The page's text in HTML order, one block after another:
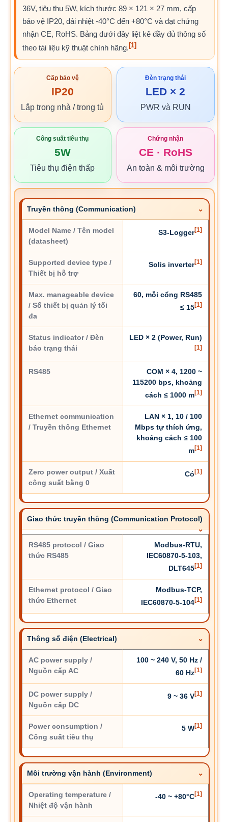
36V, tiêu thụ 5W, kích thước 89 × 121 × 27 mm, cấp
bảo vệ IP20, dải nhiệt -40°C đến +80°C và đạt chứng
nhận CE, RoHS. Bảng dưới đây liệt kê đầy đủ thông số
theo tài liệu kỹ thuật chính hãng. [1]
Cấp bảo vệ
IP20
Lắp trong nhà / trong tủ
Đèn trạng thái
LED × 2
PWR và RUN
Công suất tiêu thụ
5W
Tiêu thụ điện thấp
Chứng nhận
CE · RoHS
An toàn & môi trường
Truyền thông (Communication)
Model Name / Tên model
(datasheet)
S3-Logger[1]
Supported device type /
Thiết bị hỗ trợ
Solis inverter[1]
Max. manageable device
/ Số thiết bị quản lý tối
đa
60, mỗi cổng RS485
≤ 15[1]
Status indicator / Đèn
báo trạng thái
LED × 2 (Power, Run)
[1]
RS485
COM × 4, 1200 ~
115200 bps, khoảng
cách ≤ 1000 m[1]
Ethernet communication
/ Truyền thông Ethernet
LAN × 1, 10 / 100
Mbps tự thích ứng,
khoảng cách ≤ 100
m[1]
Zero power output / Xuất
công suất bằng 0
Có [1]
Giao thức truyền thông (Communication Protocol)
RS485 protocol / Giao
thức RS485
Modbus-RTU,
IEC60870-5-103,
DLT645[1]
Ethernet protocol / Giao
thức Ethernet
Modbus-TCP,
IEC60870-5-104[1]
Thông số điện (Electrical)
AC power supply /
Nguồn cấp AC
100 ~ 240 V, 50 Hz /
60 Hz[1]
DC power supply /
Nguồn cấp DC
9 ~ 36 V[1]
Power consumption /
Công suất tiêu thụ
5 W[1]
Môi trường vận hành (Environment)
Operating temperature /
Nhiệt độ vận hành
-40 ~ +80°C[1]